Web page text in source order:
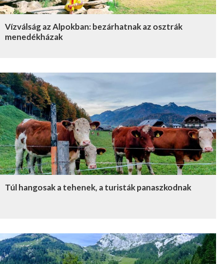
Vízválság az Alpokban: bezárhatnak az osztrák
menedékházak
Túl hangosak a tehenek, a turisták panaszkodnak